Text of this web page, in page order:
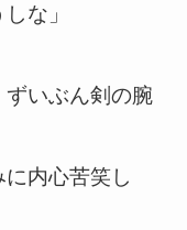
な」
ずいぶん剣の腕
内心苦笑し